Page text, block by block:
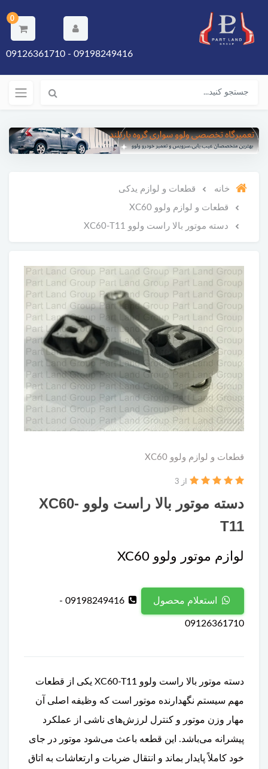
0
09198249416 - 09126361710
خانه قطعات و لوازم یدکی
قطعات و لوازم ولوو XC60
دسته موتور بالا راست ولوو XC60-T11
قطعات و لوازم ولوو XC60
دسته موتور بالا راست ولوو XC60-
T11
از 3
لوازم موتور ولوو XC60
استعلام محصول 09198249416 -
09126361710
دسته موتور بالا راست ولوو XC60-T11 یکی از قطعات
مهم سیستم نگهدارنده موتور است که وظیفه اصلی آن
مهار وزن موتور و کنترل لرزش‌های ناشی از عملکرد
پیشرانه می‌باشد. این قطعه باعث می‌شود موتور در جای
خود کاملاً پایدار بماند و انتقال ضربات و ارتعاشات به اتاق